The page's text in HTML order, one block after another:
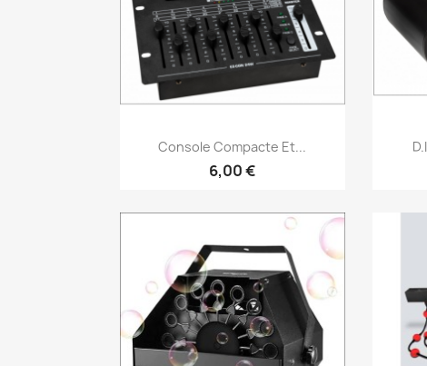
Vorschau
Console Compacte Et...
6,00 €